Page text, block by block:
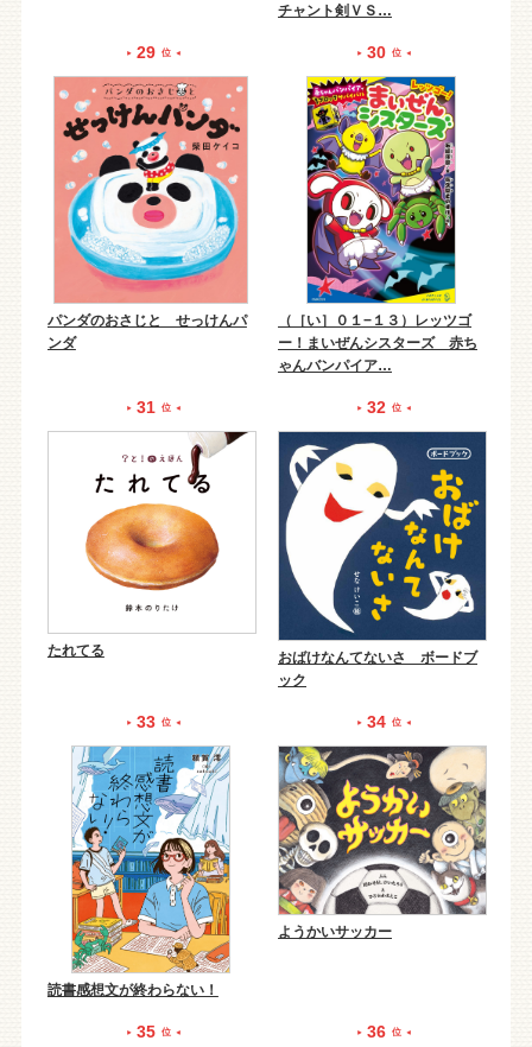
チャント剣ＶＳ…
29 位
パンダのおさじと せっけんパ
ンダ
30 位
（［い］０１−１３）レッツゴ
ー！まいぜんシスターズ 赤ち
ゃんバンパイア…
31 位
たれてる
32 位
おばけなんてないさ ボードブ
ック
33 位
読書感想文が終わらない！
34 位
ようかいサッカー
35 位 36 位